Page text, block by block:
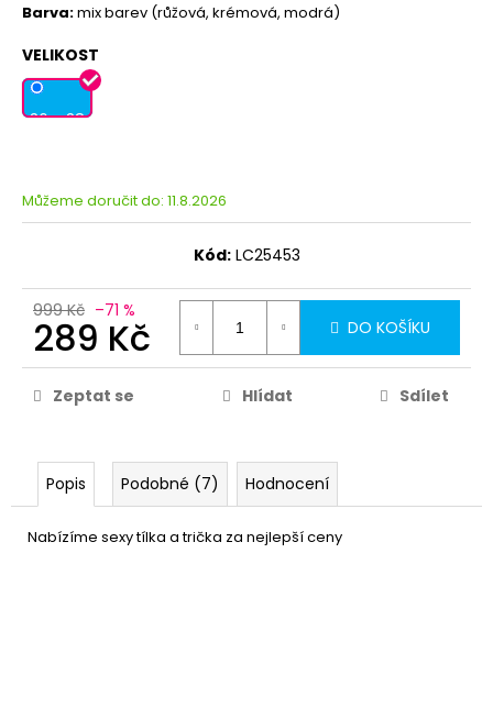
Barva:mix barev (růžová, krémová, modrá)
VELIKOST
36 - 38
Můžeme doručit do: 11.8.2026
Kód: LC25453
999 Kč –71 %
289 Kč DO KOŠÍKU
Zeptat se Hlídat Sdílet
Popis Podobné (7) Hodnocení
Nabízíme sexy tílka a trička za nejlepší ceny